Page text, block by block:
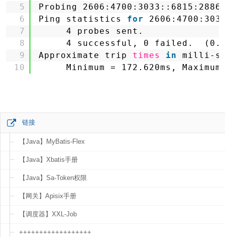
5
6
7
8
9
10
Probing
Ping statistics for
4 probes sent.
4 successful, 0 failed.
Approximate trip times in
milli-
Minimum = 172.620ms,
链接
【Java】MyBatis-Flex
【Java】Xbatis手册
【Java】Sa-Token权限
【网关】Apisix手册
【调度器】XXL-Job
++++++++++++++++++